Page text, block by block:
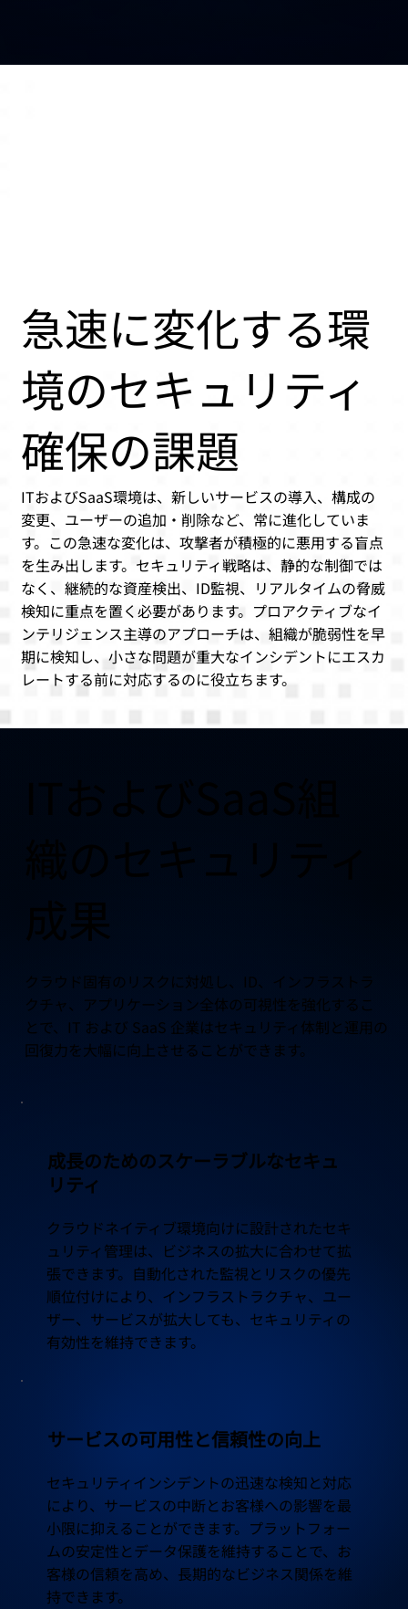
急速に変化する環
境のセキュリティ
確保の課題
ITおよびSaaS環境は、新しいサービスの導入、構成の
変更、ユーザーの追加・削除など、常に進化していま
す。この急速な変化は、攻撃者が積極的に悪用する盲点
を生み出します。セキュリティ戦略は、静的な制御では
なく、継続的な資産検出、ID監視、リアルタイムの脅威
検知に重点を置く必要があります。プロアクティブなイ
ンテリジェンス主導のアプローチは、組織が脆弱性を早
期に検知し、小さな問題が重大なインシデントにエスカ
レートする前に対応するのに役立ちます。
織のセキュリティ
成果
クラウド固有のリスクに対処し、ID、インフラストラ
クチャ、アプリケーション全体の可視性を強化するこ
とで、IT および SaaS 企業はセキュリティ体制と運用の
回復力を大幅に向上させることができます。
成長のためのスケーラブルなセキュ
リティ
クラウドネイティブ環境向けに設計されたセキ
ュリティ管理は、ビジネスの拡大に合わせて拡
張できます。自動化された監視とリスクの優先
順位付けにより、インフラストラクチャ、ユー
ザー、サービスが拡大しても、セキュリティの
有効性を維持できます。
サービスの可用性と信頼性の向上
セキュリティインシデントの迅速な検知と対応
により、サービスの中断とお客様への影響を最
小限に抑えることができます。プラットフォー
ムの安定性とデータ保護を維持することで、お
客様の信頼を高め、長期的なビジネス関係を維
持できます。